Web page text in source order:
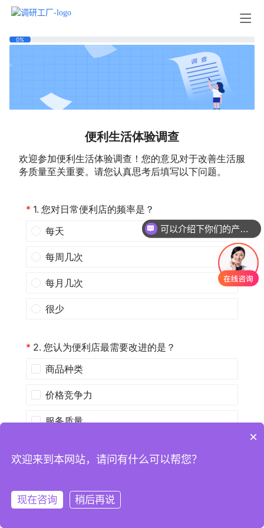
注册
×
欢迎来到本网站，请问有什么可以帮您？
现在咨询 稍后再说